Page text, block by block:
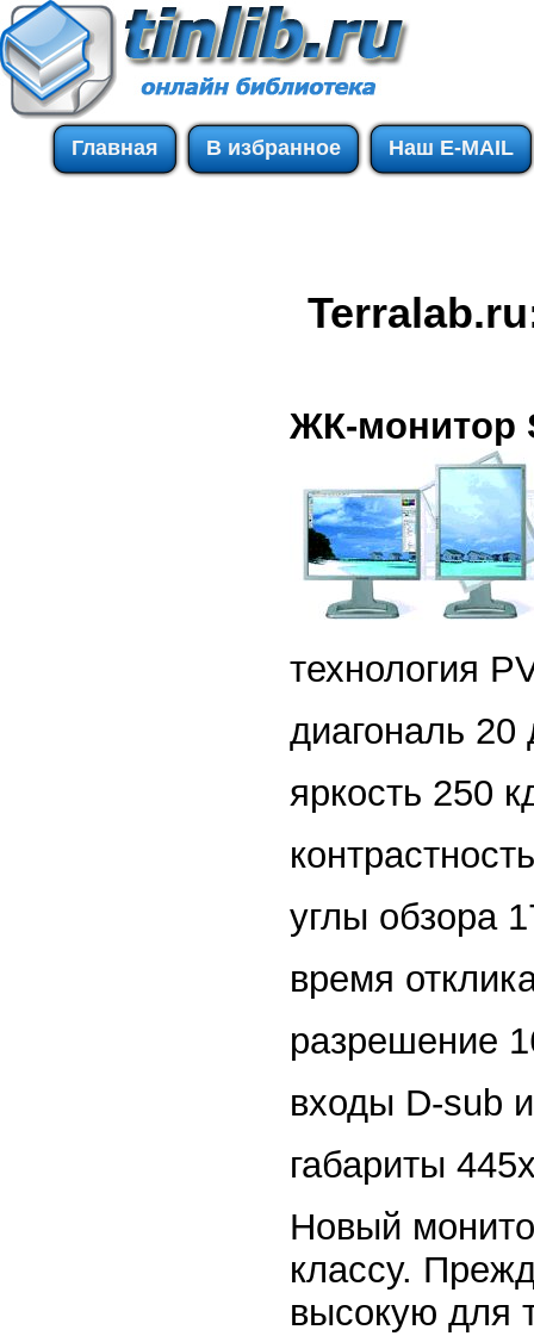
Главная В избранное Наш E-MAIL
ЖК-монитор
технология
диагональ
яркость 250
углы обзора
время
разрешение
входы D-sub
габариты
Новый
классу.
высокую для